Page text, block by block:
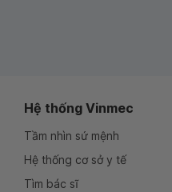
Hệ thống Vinmec
Tầm nhìn sứ mệnh
Hệ thống cơ sở y tế
Tìm bác sĩ